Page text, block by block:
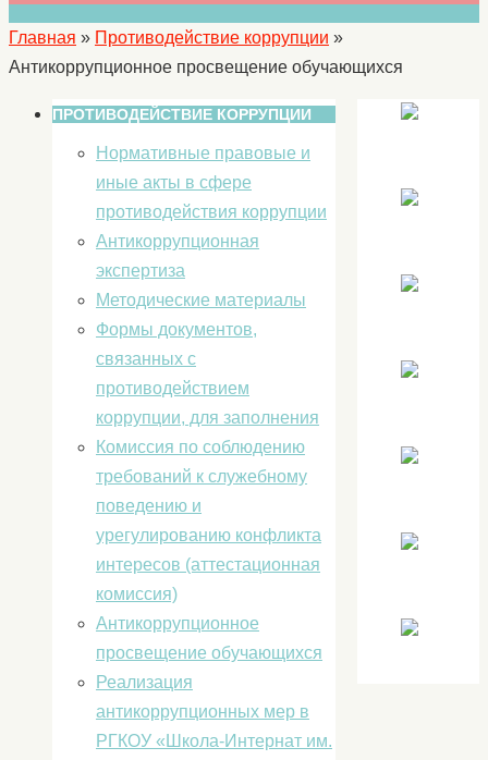
Главная » Противодействие коррупции »
Антикоррупционное просвещение обучающихся
ПРОТИВОДЕЙСТВИЕ КОРРУПЦИИ
Нормативные правовые и
иные акты в сфере
противодействия коррупции
Антикоррупционная
экспертиза
Методические материалы
Формы документов,
связанных с
противодействием
коррупции, для заполнения
Комиссия по соблюдению
требований к служебному
поведению и
урегулированию конфликта
интересов (аттестационная
комиссия)
Антикоррупционное
просвещение обучающихся
Реализация
антикоррупционных мер в
РГКОУ «Школа-Интернат им.